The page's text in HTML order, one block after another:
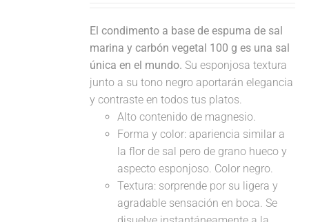
El condimento a base de espuma de sal
marina y carbón vegetal 100 g es una sal
única en el mundo. Su esponjosa textura
junto a su tono negro aportarán elegancia
y contraste en todos tus platos.
Alto contenido de magnesio.
Forma y color: apariencia similar a
la flor de sal pero de grano hueco y
aspecto esponjoso. Color negro.
Textura: sorprende por su ligera y
agradable sensación en boca. Se